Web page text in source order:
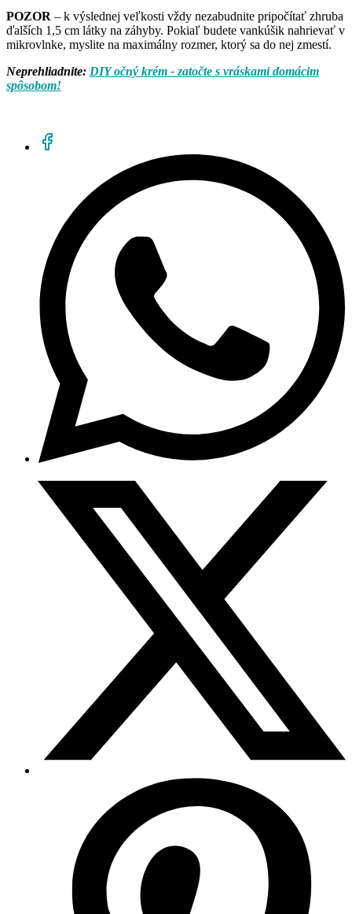
POZOR – k výslednej veľkosti vždy nezabudnite pripočítať zhruba
ďalších 1,5 cm látky na záhyby. Pokiaľ budete vankúšik nahrievať v
mikrovlnke, myslite na maximálny rozmer, ktorý sa do nej zmestí.
Neprehliadnite: DIY očný krém - zatočte s vráskami domácim
spôsobom!